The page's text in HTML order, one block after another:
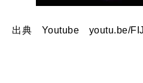
出典 Youtube youtu.be/